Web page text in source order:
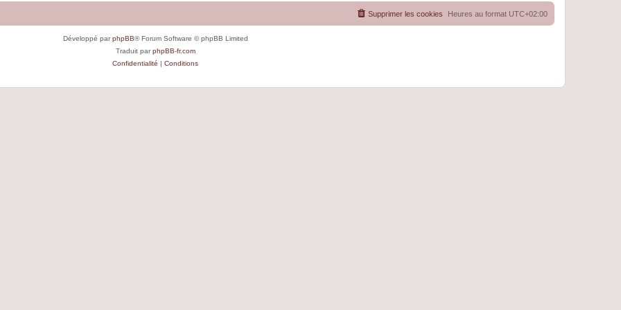
Heures au format UTC+02:00
Supprimer les cookies
Développé parphpBB® Forum Software © phpBB Limited
Traduit parphpBB-fr.com
Confidentialité | Conditions